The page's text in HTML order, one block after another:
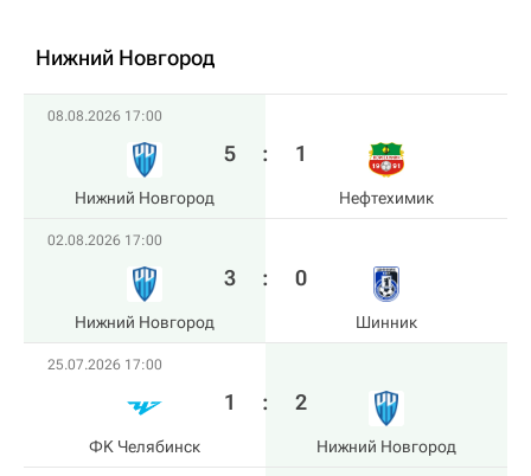
Нижний Новгород
08.08.2026 17:00
Нижний Новгород
5 : 1
Нефтехимик
02.08.2026 17:00
Нижний Новгород
3 : 0
Шинник
25.07.2026 17:00
ФK Челябинск
1 : 2
Нижний Новгород